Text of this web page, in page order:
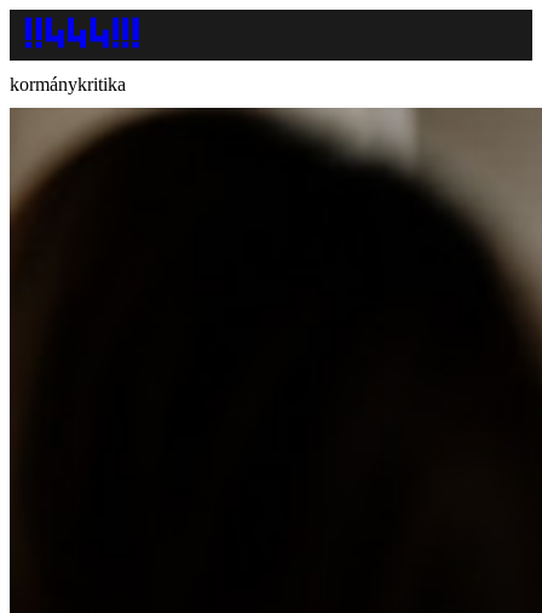
kormánykritika